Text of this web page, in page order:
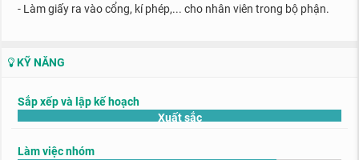
- Làm giấy ra vào cổng, kí phép,... cho nhân viên trong bộ phận.
KỸ NĂNG
Sắp xếp và lập kế hoạch
Xuất sắc
Làm việc nhóm